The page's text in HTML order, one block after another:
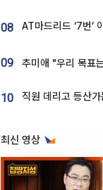
08
09
10
최신 영상